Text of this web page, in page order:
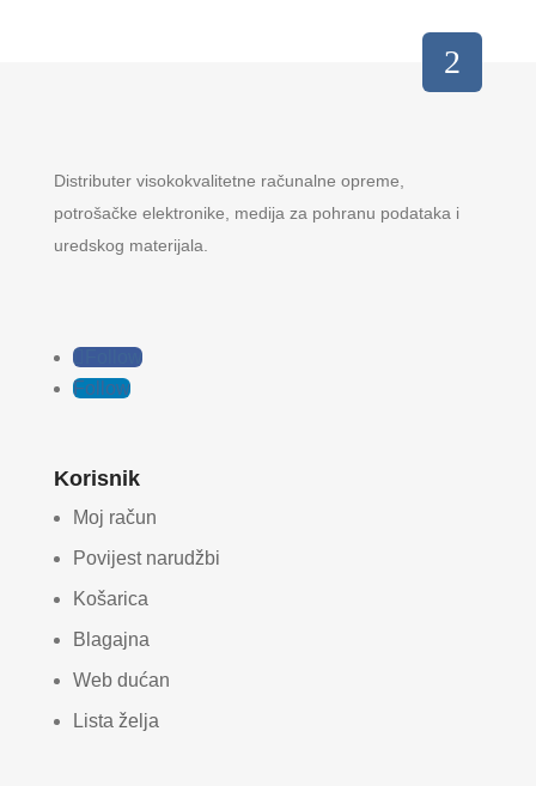
Distributer visokokvalitetne računalne opreme,
potrošačke elektronike, medija za pohranu podataka i
uredskog materijala.
Follow
Follow
Korisnik
Moj račun
Povijest narudžbi
Košarica
Blagajna
Web dućan
Lista želja